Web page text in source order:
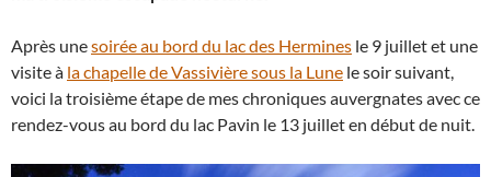
Après unesoirée au bord du lac des Hermines le 9 juillet et une
visite à la chapelle de Vassivière sous la Lune le soir suivant,
voici la troisième étape de mes chroniques auvergnates avec ce
rendez-vous au bord du lac Pavin le 13 juillet en début de nuit.